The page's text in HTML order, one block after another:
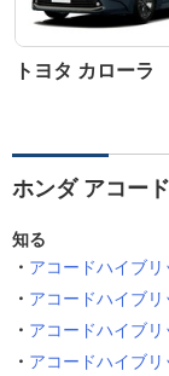
トヨタ カローラ
ホンダ アコー
知る
アコードハイブ
アコードハイブ
アコードハイブ
アコードハイブ